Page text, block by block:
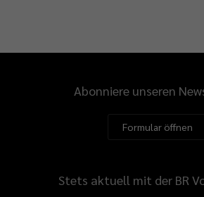
Abonniere unseren
Formular öffnen
Stets aktuell mit der BR